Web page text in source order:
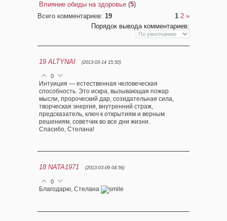
Влияние обиды на здоровье (5)
Всего комментариев: 19 1 2 »
Порядок вывода комментариев:
19 ALTYNAI (2013-03-14 15:50)
0
Интуиция — естественная человеческая
способность. Это искра, вызывающая пожар
мысли, пророческий дар, созидательная сила,
творческая энергия, внутренний страж,
предсказатель, ключ к открытиям и верным
решениям, советчик во все дни жизни.
Спасибо, Стелана!
18 NATA1971 (2013-03-09 04:56)
0
Благодарю, Стелана